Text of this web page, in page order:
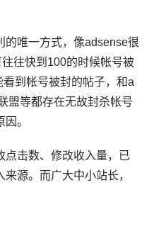
的唯一方式，像adsense很
往快到100的时候帐号被
到帐号被封的帖子，和a
盟等都存在无故封杀帐号
。
点击数、修改收入量，已
来源。而广大中小站长，